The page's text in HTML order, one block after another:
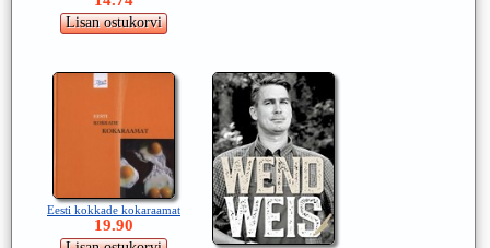
Eesti kokkade kokaraamat
19.90